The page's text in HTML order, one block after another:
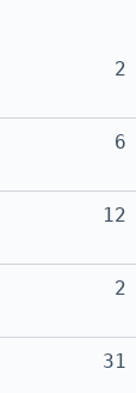
2
6
12
2
31